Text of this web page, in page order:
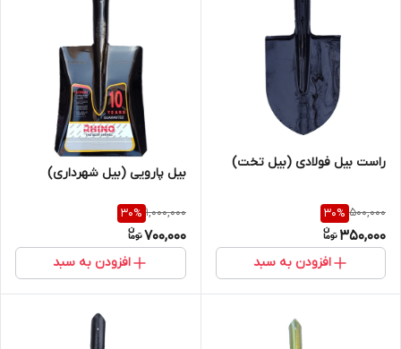
راست بیل فولادی (بیل تخت)
500,000
30%
350,000
افزودن به سبد
بیل پارویی (بیل شهرداری)
1,000,000
30%
700,000
افزودن به سبد